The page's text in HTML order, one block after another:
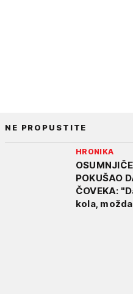
NE PROPUSTITE
HRONIKA
POKUŠAO
ČOVEKA:
kola,